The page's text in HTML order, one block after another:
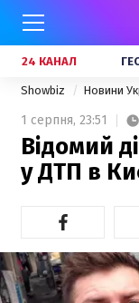
24 КАНАЛ
Showbiz Новини
1 серпня, 23:51
Відомий
у ДТП в